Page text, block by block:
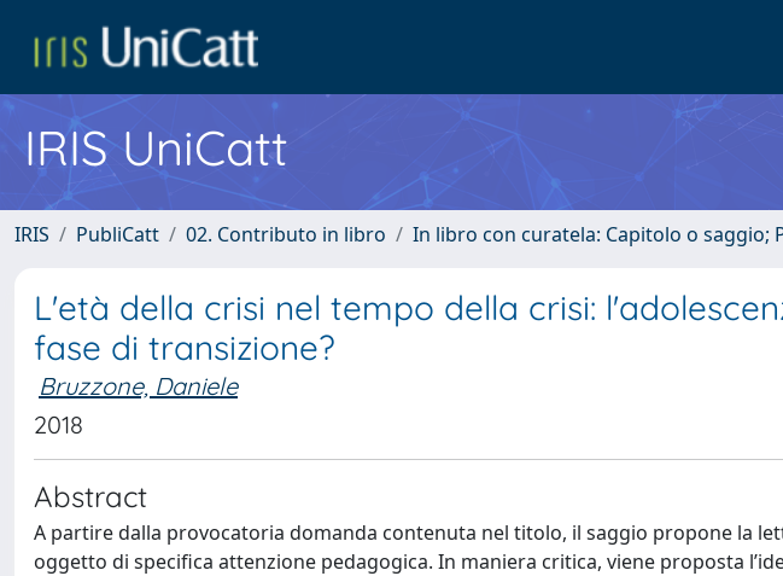
IRIS UniCatt
IRIS PubliCatt 02. Contributo in libro In libro con curatela: Capitolo o
L'età della crisi nel tempo della crisi:
fase di transizione?
Bruzzone, Daniele
2018
Abstract
A partire dalla provocatoria domanda contenuta nel titolo, il saggio propone la
oggetto di specifica attenzione pedagogica. In maniera critica, viene proposta